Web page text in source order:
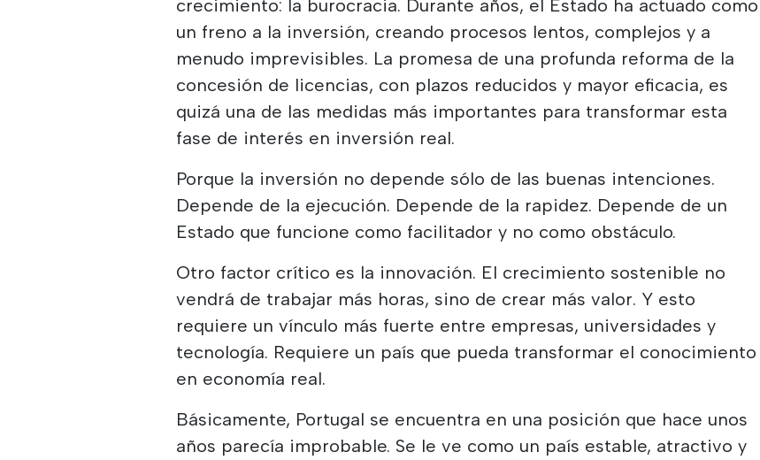
crecimiento: la burocracia. Durante años, el Estado ha actuado como
un freno a la inversión, creando procesos lentos, complejos y a
menudo imprevisibles. La promesa de una profunda reforma de la
concesión de licencias, con plazos reducidos y mayor eficacia, es
quizá una de las medidas más importantes para transformar esta
fase de interés en inversión real.
Porque la inversión no depende sólo de las buenas intenciones.
Depende de la ejecución. Depende de la rapidez. Depende de un
Estado que funcione como facilitador y no como obstáculo.
Otro factor crítico es la innovación. El crecimiento sostenible no
vendrá de trabajar más horas, sino de crear más valor. Y esto
requiere un vínculo más fuerte entre empresas, universidades y
tecnología. Requiere un país que pueda transformar el conocimiento
en economía real.
Básicamente, Portugal se encuentra en una posición que hace unos
años parecía improbable. Se le ve como un país estable, atractivo y